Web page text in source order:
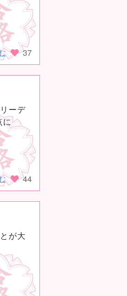
37
ーデ
に
44
が大